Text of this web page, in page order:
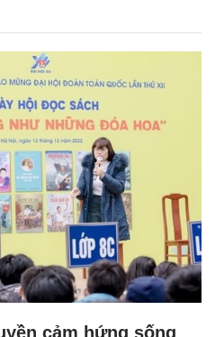
cảm hứng sống